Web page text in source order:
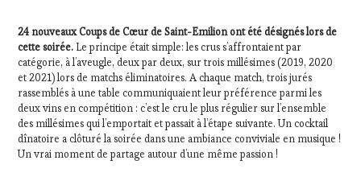
24 nouveaux Coups de Cœur de Saint-Emilion ont été désignés lors de
cette soirée. Le principe était simple: les crus s’affrontaient par
catégorie, à l’aveugle, deux par deux, sur trois millésimes (2019, 2020
et 2021) lors de matchs éliminatoires. A chaque match, trois jurés
rassemblés à une table communiquaient leur préférence parmi les
deux vins en compétition : c’est le cru le plus régulier sur l’ensemble
des millésimes qui l’emportait et passait à l’étape suivante. Un cocktail
dînatoire a clôturé la soirée dans une ambiance conviviale en musique !
Un vrai moment de partage autour d’une même passion !